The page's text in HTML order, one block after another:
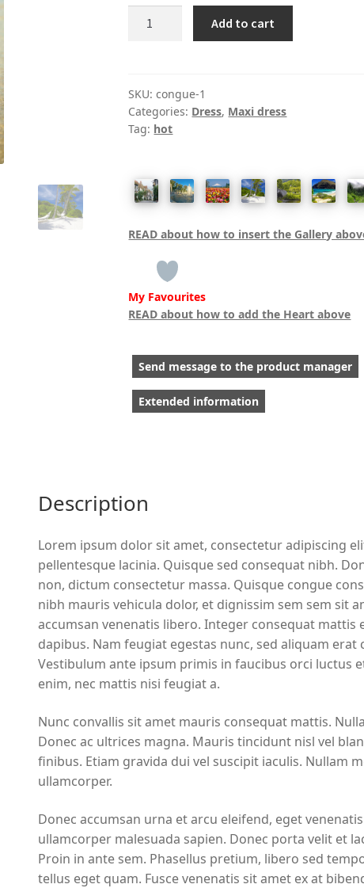
floral
maxi
velvet
pleated
over
layer
Add to cart
SKU:congue-1
Categories: Dress, Maxi dress
Tag: hot
READ about how to insert the Gallery
My Favourites
READ about how to add the Heart above
Send message to the product manager
Extended information
Description
Lorem ipsum dolor sit amet, consectetur adipiscing
pellentesque lacinia. Quisque sed consequat nibh.
non, dictum consectetur massa. Quisque congue
nibh mauris vehicula dolor, et dignissim sem sem sit
accumsan venenatis libero. Integer consequat
dapibus. Nam feugiat egestas nunc, sed aliquam
Vestibulum ante ipsum primis in faucibus orci luctus
enim, nec mattis nisi feugiat a.
Nunc convallis sit amet mauris consequat mattis.
Donec ac ultrices magna. Mauris tincidunt nisl vel
finibus. Etiam gravida dui vel suscipit iaculis. Nullam
ullamcorper.
Donec accumsan urna et arcu eleifend, eget
ullamcorper malesuada sapien. Donec porta velit et
Proin in ante sem. Phasellus pretium, libero sed
tellus eget quam. Fusce venenatis sit amet ex at